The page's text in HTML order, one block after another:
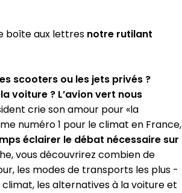
boîte aux lettres notre rutilant
scooters ou les jets privés ?
voiture ? L’avion vert nous
crie son amour pour «la
numéro 1 pour le climat en France,
éclairer le débat nécessaire sur
vous découvrirez combien de
les modes de transports les plus -
les alternatives à la voiture et